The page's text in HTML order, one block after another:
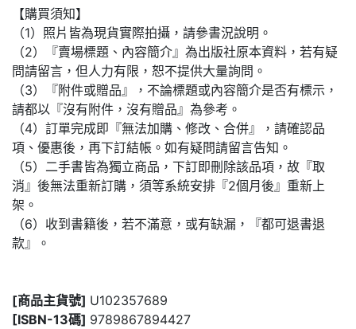
【購買須知】
（1）照片皆為現貨實際拍攝，請參書況說明。
（2）『賣場標題、內容簡介』為出版社原本資料，若有疑
問請留言，但人力有限，恕不提供大量詢問。
（3）『附件或贈品』，不論標題或內容簡介是否有標示，
請都以『沒有附件，沒有贈品』為參考。
（4）訂單完成即『無法加購、修改、合併』，請確認品
項、優惠後，再下訂結帳。如有疑問請留言告知。
（5）二手書皆為獨立商品，下訂即刪除該品項，故『取
消』後無法重新訂購，須等系統安排『2個月後』重新上
架。
（6）收到書籍後，若不滿意，或有缺漏，『都可退書退
款』。
[商品主貨號] U102357689
[ISBN-13碼] 9789867894427